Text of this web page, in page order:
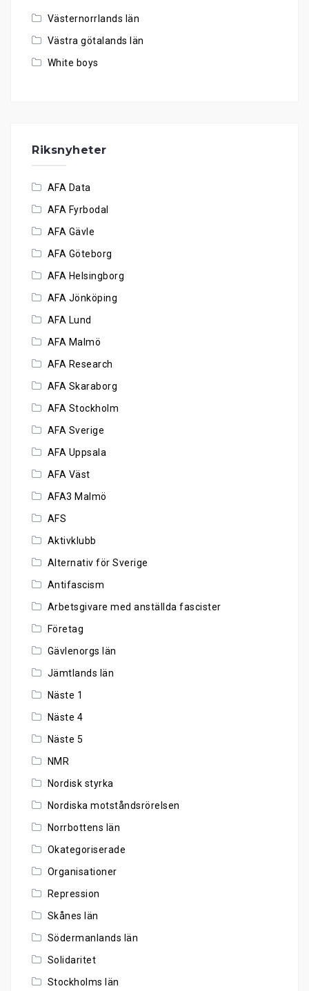
Västernorrlands län
Västra götalands län
White boys
Riksnyheter
AFA Data
AFA Fyrbodal
AFA Gävle
AFA Göteborg
AFA Helsingborg
AFA Jönköping
AFA Lund
AFA Malmö
AFA Research
AFA Skaraborg
AFA Stockholm
AFA Sverige
AFA Uppsala
AFA Väst
AFA3 Malmö
AFS
Aktivklubb
Alternativ för Sverige
Antifascism
Arbetsgivare med anställda fascister
Företag
Gävlenorgs län
Jämtlands län
Näste 1
Näste 4
Näste 5
NMR
Nordisk styrka
Nordiska motståndsrörelsen
Norrbottens län
Okategoriserade
Organisationer
Repression
Skånes län
Södermanlands län
Solidaritet
Stockholms län